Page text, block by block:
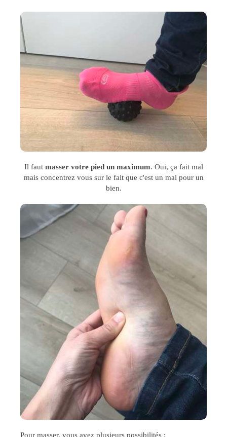
Il faut masser votre pied un maximum. Oui, ça fait mal
mais concentrez vous sur le fait que c'est un mal pour un
bien.
Pour masser, vous avez plusieurs possibilités :